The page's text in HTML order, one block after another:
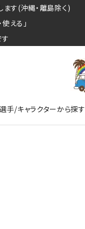
す(沖縄・離島除く)
える」
選手/キャラクターから探す